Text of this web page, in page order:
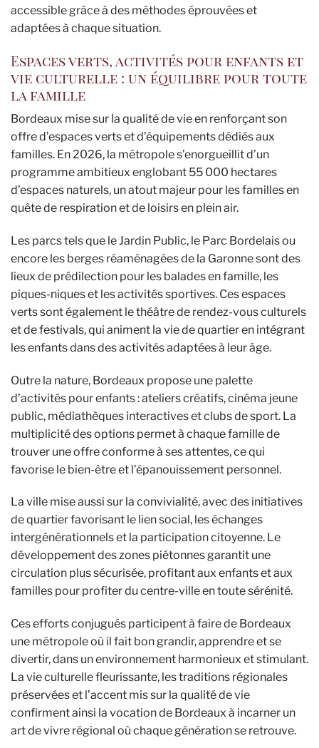
accessible grâce à des méthodes éprouvées et
adaptées à chaque situation.
Espaces verts, activités pour enfants et
vie culturelle : un équilibre pour toute
la famille
Bordeaux mise sur la qualité de vie en renforçant son
offre d’espaces verts et d’équipements dédiés aux
familles. En 2026, la métropole s’enorgueillit d’un
programme ambitieux englobant 55 000 hectares
d’espaces naturels, un atout majeur pour les familles en
quête de respiration et de loisirs en plein air.
Les parcs tels que le Jardin Public, le Parc Bordelais ou
encore les berges réaménagées de la Garonne sont des
lieux de prédilection pour les balades en famille, les
piques-niques et les activités sportives. Ces espaces
verts sont également le théâtre de rendez-vous culturels
et de festivals, qui animent la vie de quartier en intégrant
les enfants dans des activités adaptées à leur âge.
Outre la nature, Bordeaux propose une palette
d’activités pour enfants : ateliers créatifs, cinéma jeune
public, médiathèques interactives et clubs de sport. La
multiplicité des options permet à chaque famille de
trouver une offre conforme à ses attentes, ce qui
favorise le bien-être et l’épanouissement personnel.
La ville mise aussi sur la convivialité, avec des initiatives
de quartier favorisant le lien social, les échanges
intergénérationnels et la participation citoyenne. Le
développement des zones piétonnes garantit une
circulation plus sécurisée, profitant aux enfants et aux
familles pour profiter du centre-ville en toute sérénité.
Ces efforts conjugués participent à faire de Bordeaux
une métropole où il fait bon grandir, apprendre et se
divertir, dans un environnement harmonieux et stimulant.
La vie culturelle fleurissante, les traditions régionales
préservées et l’accent mis sur la qualité de vie
confirment ainsi la vocation de Bordeaux à incarner un
art de vivre régional où chaque génération se retrouve.